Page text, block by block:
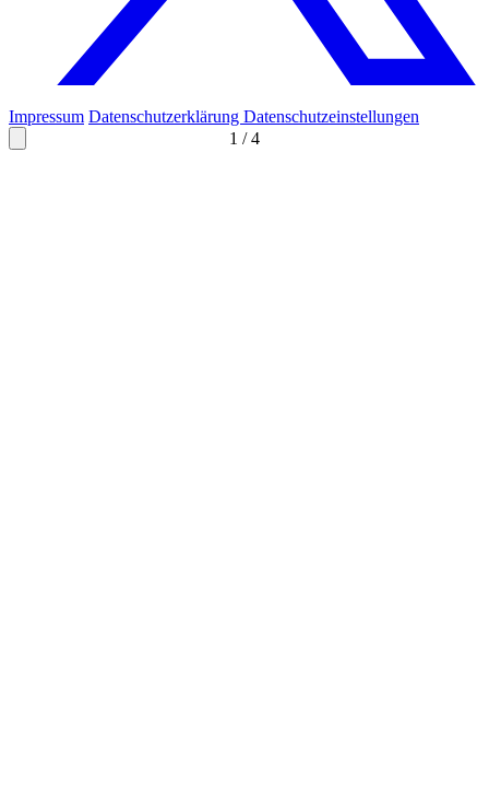
1 /4
Impressum Datenschutzerklärung Datenschutzeinstellungen